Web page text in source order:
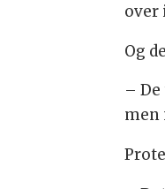
over
Og
–
men